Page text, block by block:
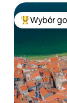
Wybór